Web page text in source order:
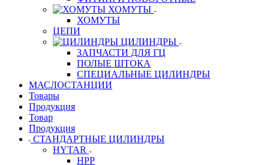
ХОМУТЫ
ХОМУТЫ
ЦЕПИ
ЦИЛИНДРЫ
ЗАПЧАСТИ ДЛЯ ГЦ
ПОЛЫЕ ШТОКА
СПЕЦИАЛЬНЫЕ ЦИЛИНДРЫ
МАСЛОСТАНЦИИ
Товары
Продукция
Товар
Продукция
СТАНДАРТНЫЕ ЦИЛИНДРЫ
HYTAR
HPP